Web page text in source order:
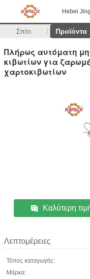
Hebei
Σπίτι Προϊόντα
Πλήρως αυτόματη
κιβωτίων για
χαρτοκιβωτίων
Καλύτερη
Λεπτομέρειες
Τόπος καταγωγής:
Μάρκα: